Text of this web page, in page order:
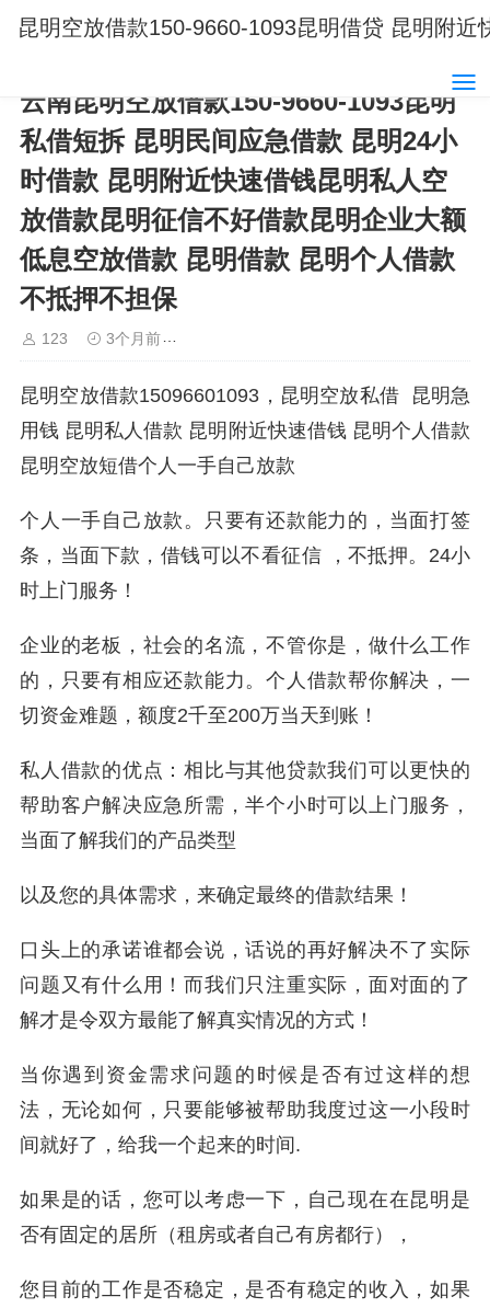
昆明空放借款150-9660-1093昆明借贷 昆明附
云南昆明空放借款150-9660-1093昆明
私借短拆 昆明民间应急借款 昆明24小
时借款 昆明附近快速借钱昆明私人空
放借款昆明征信不好借款昆明企业大额
低息空放借款 昆明借款 昆明个人借款
不抵押不担保
123 3个月前
昆明空放借款15096601093，昆明空放私借 昆明急
用钱 昆明私人借款 昆明附近快速借钱 昆明个人借款
昆明空放短借个人一手自己放款
个人一手自己放款。只要有还款能力的，当面打签
条，当面下款，借钱可以不看征信 ，不抵押。24小
时上门服务！
企业的老板，社会的名流，不管你是，做什么工作
的，只要有相应还款能力。个人借款帮你解决，一
切资金难题，额度2千至200万当天到账！
私人借款的优点：相比与其他贷款我们可以更快的
帮助客户解决应急所需，半个小时可以上门服务，
当面了解我们的产品类型
以及您的具体需求，来确定最终的借款结果！
口头上的承诺谁都会说，话说的再好解决不了实际
问题又有什么用！而我们只注重实际，面对面的了
解才是令双方最能了解真实情况的方式！
当你遇到资金需求问题的时候是否有过这样的想
法，无论如何，只要能够被帮助我度过这一小段时
间就好了，给我一个起来的时间.
如果是的话，您可以考虑一下，自己现在在昆明是
否有固定的居所（租房或者自己有房都行），
您目前的工作是否稳定，是否有稳定的收入，如果